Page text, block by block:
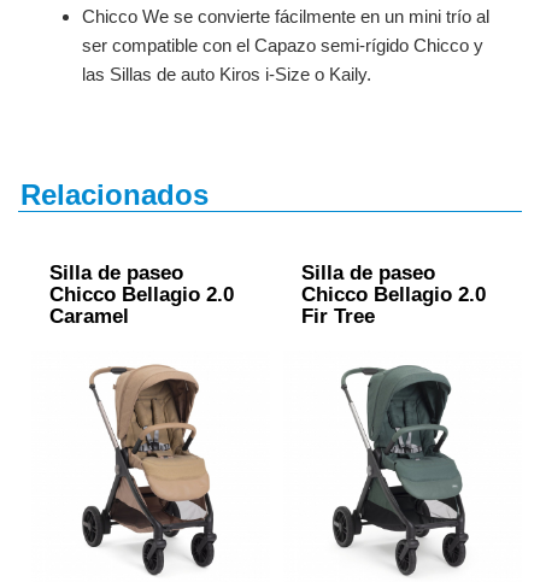
Chicco We se convierte fácilmente en un mini trío al
ser compatible con el Capazo semi-rígido Chicco y
las Sillas de auto Kiros i-Size o Kaily.
Relacionados
Silla de paseo
Chicco Bellagio 2.0
Caramel
Silla de paseo
Chicco Bellagio 2.0
Fir Tree